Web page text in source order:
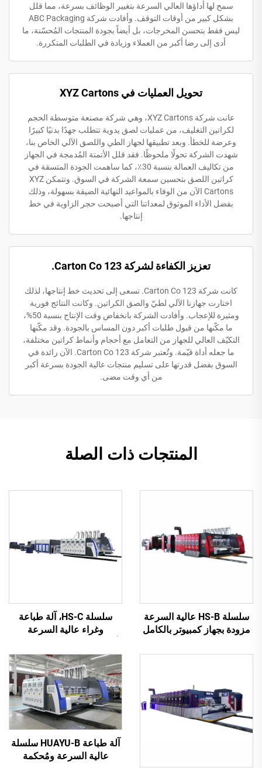
سمح لها أداؤها العالي السرعة بتغيير الوظائف بسرعة، مما قلل
بشكل كبير من أوقات التوقف. وأفادت شركة ABC Packaging
ليس فقط بتحسن المخرجات، بل أيضاً بجودة المنتجات المُحسّنة، ما
أدى إلى رضا أكبر من العملاء وزيادة في الطلبات المتكررة.
تحويل العمليات في XYZ Cartons
عانت شركة XYZ Cartons، وهي شركة مصنعة متوسطة الحجم
لكراتين التغليف، من عمليات لصق يدوية تتطلب جهدًا بدنيًا كبيرًا
وعرضة للخطأ. وبعد تطبيقها لجهاز الطي واللصق الآلي الخاص بنا،
شهدت الشركة تحولًا ملحوظًا. فقد قلل الأتمتة المُدمجة في الجهاز
من تكاليف العمالة بنسبة 30٪، كما ساهمت الجودة المتسقة في
كراتين اللصق بتحسين سمعة الشركة في السوق. وتتمكن XYZ
Cartons الآن من الوفاء بالمواعيد النهائية الضيقة بسهولة، وذلك
بفضل الأداء الموثوق لمعداتنا التي أصبحت حجر الزاوية في خط
إنتاجها.
تعزيز الكفاءة لشركة 123 Carton Co.
كانت شركة 123 Carton Co. تسعى إلى تحديث خط إنتاجها، لذلك
اختارت جهازنا الآلي لطيّ والصق الكراتين. وكانت النتائج فورية
ومثيرة للإعجاب. وأفادت الشركة بانخفاض وقت الإنتاج بنسبة 50%،
ما مكّنها من قبول طلبات أكبر دون المساس بالجودة. وقد مكّنها
التكيّف العالي للجهاز من التعامل مع أحجام وأنماط كراتين مختلفة،
ما جعله أداة قيّمة. وتُعتبر شركة 123 Carton Co. الآن رائدة في
السوق بفضل قدرتها على تسليم منتجات عالية الجودة بسرعة أكبر
من أي وقت مضى.
المنتجات ذات الصلة
سلسلة HS-B عالية السرعة
مزودة بجهاز كمبيوتر بالكامل
تلقائية
سلسلة HS-C، آلة طباعة
وغراء عالية السرعة
تلقائية
آلة طباعة HUAYU-B سلسلة
عالية السرعة ومُحكمة